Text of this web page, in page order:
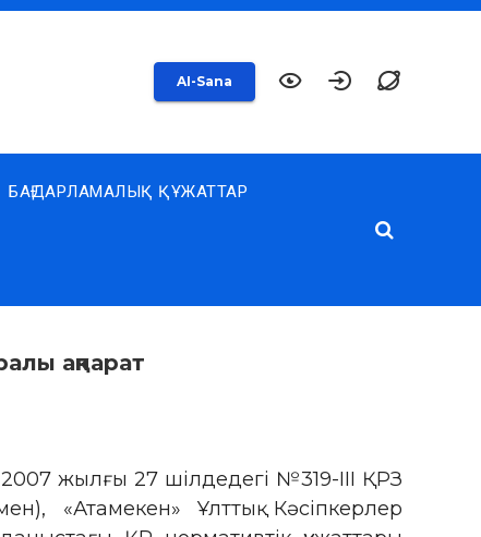
AI-Sana
БАҒДАРЛАМАЛЫҚ ҚҰЖАТТАР
ақпарат
2007 жылғы 27 шілдедегі №319-III ҚРЗ
«Атамекен» Ұлттық Кәсіпкерлер